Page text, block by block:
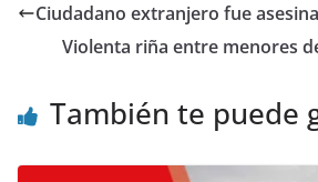
Ciudadano extranjero fue
Violenta riña entre menores
También te puede